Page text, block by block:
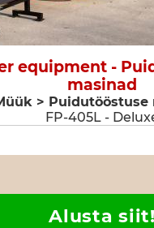
equipment -
masinad
> Puidutööstuse
FP-405L -
Alusta siit!